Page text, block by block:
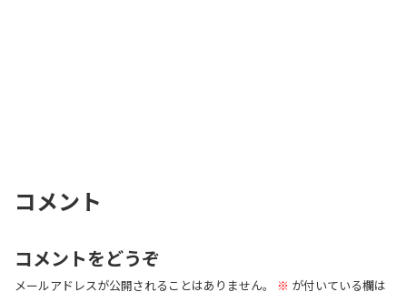
コメント
コメントをどうぞ
メールアドレスが公開されることはありません。 ※ が付いている欄は